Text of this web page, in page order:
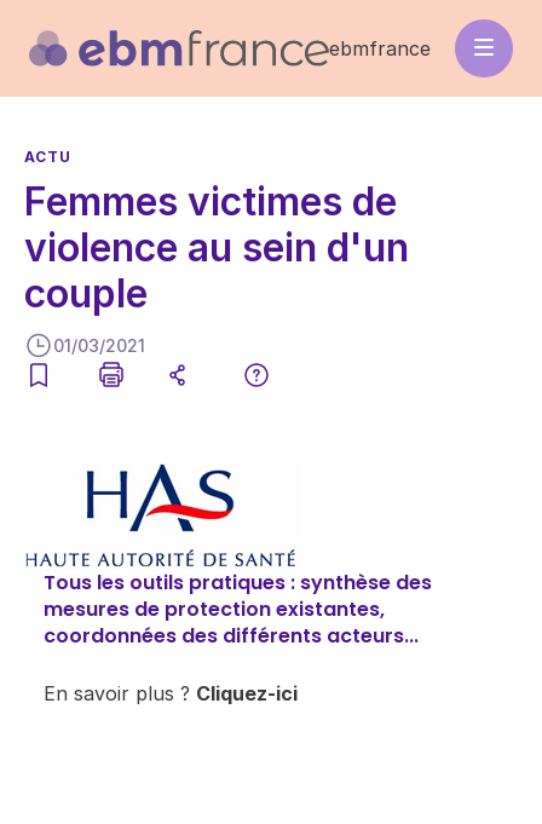
contenu
principal
ebmfrance
ACTU
Femmes victimes de
violence au sein d'un
couple
01/03/2021
Tous les outils pratiques : synthèse des
mesures de protection existantes,
coordonnées des différents acteurs...
​En savoir plus ? Cliquez-ici​